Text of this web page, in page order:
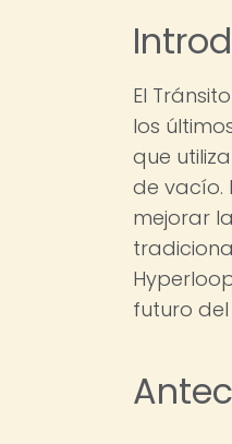
El
los
que
de vacío.
mejorar
futuro